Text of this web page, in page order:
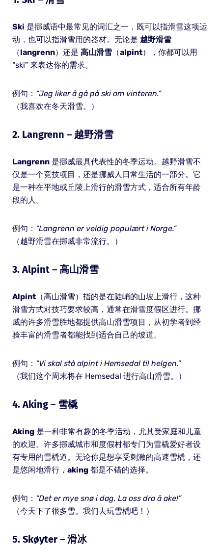
Ski 是挪威语中最常见的词汇之一，既可以指滑雪这项运
动，也可以指滑雪用的器材。无论是 越野滑雪
（langrenn）还是 高山滑雪（alpint），你都可以用
“ski” 来表达你的需求。
例句： “Jeg liker å gå på ski om vinteren.”
（我喜欢在冬天滑雪。）
2. Langrenn – 越野滑雪
Langrenn是挪威最具代表性的冬季运动。越野滑雪不
仅是一个竞技项目，还是挪威人日常生活的一部分。它
是一种在平地或丘陵上滑行的滑雪方式，适合所有年龄
段的人。
例句： “Langrenn er veldig populært i Norge.”
（越野滑雪在挪威非常流行。）
3. Alpint– 高山滑雪
Alpint（高山滑雪）指的是在陡峭的山坡上滑行，这种
滑雪方式对技巧要求较高，通常在滑雪度假区进行。挪
威的许多滑雪胜地都提供高山滑雪项目，从初学者到经
验丰富的滑雪者都能找到适合自己的坡道。
例句： “Vi skal stå alpint i Hemsedal til helgen.”
（我们这个周末将在 Hemsedal 进行高山滑雪。）
4. Aking– 雪橇
Aking是一种非常有趣的冬季活动，尤其受家庭和儿童
的欢迎。许多挪威城市和度假村都专门为雪橇爱好者设
有专用的雪橇道。无论你是想享受刺激的高速雪橇，还
是悠闲地滑行， aking都是不错的选择。
例句： “Det er mye snø i dag. La oss dra å ake!”
（今天下了很多雪。我们去玩雪橇吧！）
5. Skøyter– 滑冰